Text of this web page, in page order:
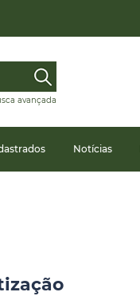
avançada
Notícias